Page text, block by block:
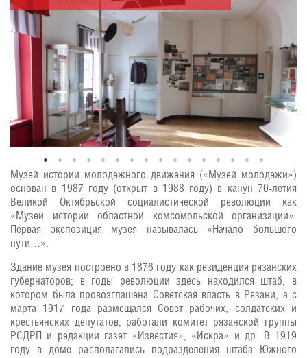
Музей истории молодежного движения («Музей молодежи»)
основан в 1987 году (открыт в 1988 году) в канун 70-летия
Великой Октябрьской социалистической революции как
«Музей истории областной комсомольской организации».
Первая экспозиция музея называлась «Начало большого
пути…».
Здание музея построено в 1876 году как резиденция рязанских
губернаторов; в годы революции здесь находился штаб, в
котором была провозглашена Советская власть в Рязани, а с
марта 1917 года размещался Совет рабочих, солдатских и
крестьянских депутатов, работали комитет рязанской группы
РСДРП и редакции газет «Известия», «Искра» и др. В 1919
году в доме располагались подразделения штаба Южного